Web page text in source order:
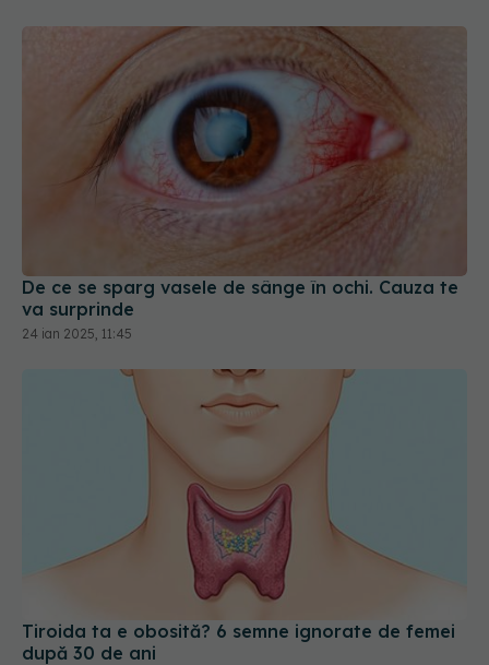
De ce se sparg vasele de sânge în ochi. Cauza te
va surprinde
24 ian 2025, 11:45
Tiroida ta e obosită? 6 semne ignorate de femei
după 30 de ani